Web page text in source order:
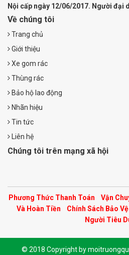
Nội cấp ngày 12/06/2017. Người đại
Về chúng tôi
Trang chủ
Giới thiệu
Xe gom rác
Thùng rác
Bảo hộ lao động
Nhãn hiệu
Tin tức
Liên hệ
Chúng tôi trên mạng xã hội
Phương Thức Thanh Toán Vận
Và Hoàn Tiền
Chính Sách Bảo
Người Tiêu
© 2018 Copyright by